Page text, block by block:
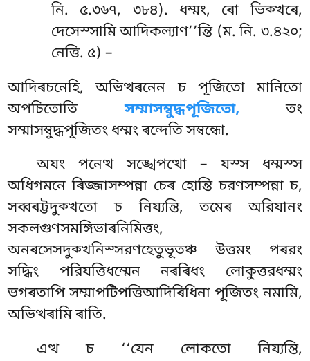
নি. ৫.৩৬৭, ৩৮৪). ধম্মং, ৰো ভিক্খৰে,
দেসেস্সামি আদিকল্যাণ’’ন্তি (ম. নি. ৩.৪২০;
নেত্তি. ৫) –
আদিৰচনেহি, অভিত্থৰনেন চ পূজিতো মানিতো
অপচিতোতিসম্মাসম্বুদ্ধপূজিতো, তং
সম্মাসম্বুদ্ধপূজিতং ধম্মং ৰন্দেতি সম্বন্ধো.
অযং পনেত্থ সঙ্খেপত্থো – যস্স ধম্মস্স
অধিগমনে ৰিজ্জাসম্পন্না চেৰ হোন্তি চরণসম্পন্না চ,
সব্বৰট্টদুক্খতো চ নিয্যন্তি, তমেৰ অরিযানং
সকলগুণসমঙ্গিভাৰনিমিত্তং,
অনৰসেসদুক্খনিস্সরণহেতুভূতঞ্চ উত্তমং পৰরং
সদ্ধিং পরিযত্তিধম্মেন নৰৰিধং লোকুত্তরধম্মং
ভগৰতাপি সম্মাপটিপত্তিআদিৰিধিনা পূজিতং নমামি,
অভিত্থৰামি ৰাতি.
এত্থ চ ‘‘যেন লোকতো নিয্যন্তি,